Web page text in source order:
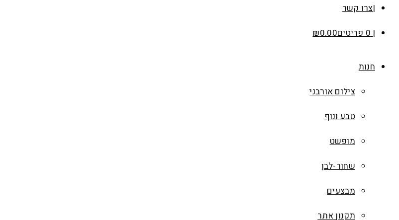
צרו קשר
0 פריטים
₪0.00
חנות
צילום אורבני
טבע ונוף
מופשט
שחור-לבן
מבצעים
תקנון אתר